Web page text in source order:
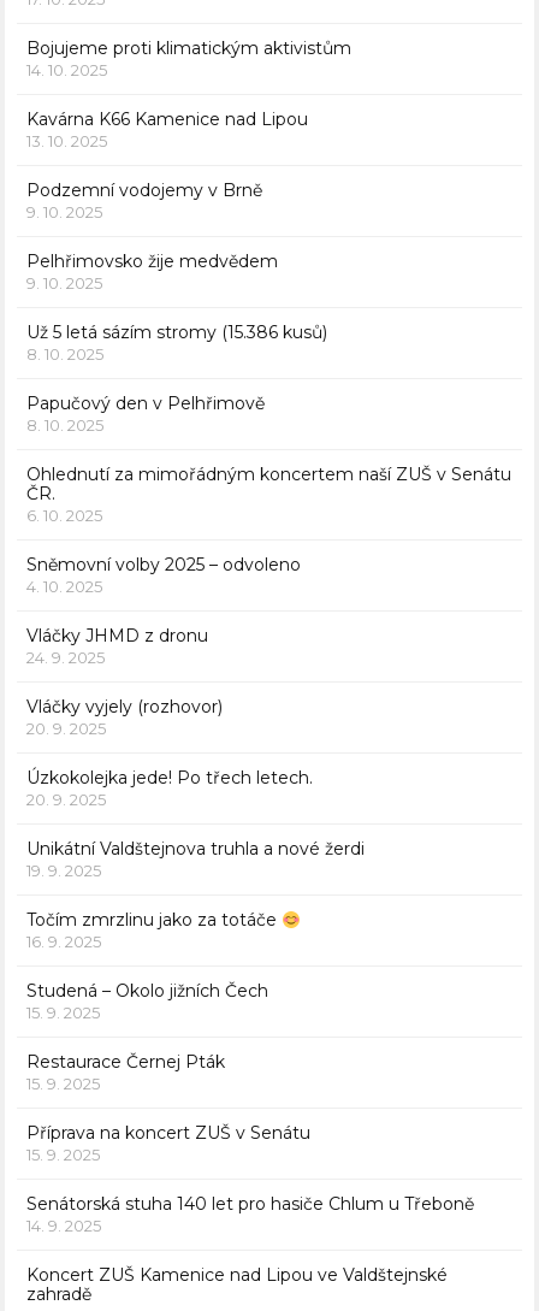
Bojujeme proti klimatickým aktivistům
14. 10. 2025
Kavárna K66 Kamenice nad Lipou
13. 10. 2025
Podzemní vodojemy v Brně
9. 10. 2025
Pelhřimovsko žije medvědem
9. 10. 2025
Už 5 letá sázím stromy (15.386 kusů)
8. 10. 2025
Papučový den v Pelhřimově
8. 10. 2025
Ohlednutí za mimořádným koncertem naší ZUŠ v Senátu
ČR.
6. 10. 2025
Sněmovní volby 2025 – odvoleno
4. 10. 2025
Vláčky JHMD z dronu
24. 9. 2025
Vláčky vyjely (rozhovor)
20. 9. 2025
Úzkokolejka jede! Po třech letech.
20. 9. 2025
Unikátní Valdštejnova truhla a nové žerdi
19. 9. 2025
Točím zmrzlinu jako za totáče
16. 9. 2025
Studená – Okolo jižních Čech
15. 9. 2025
Restaurace Černej Pták
15. 9. 2025
Příprava na koncert ZUŠ v Senátu
15. 9. 2025
Senátorská stuha 140 let pro hasiče Chlum u Třeboně
14. 9. 2025
Koncert ZUŠ Kamenice nad Lipou ve Valdštejnské
zahradě